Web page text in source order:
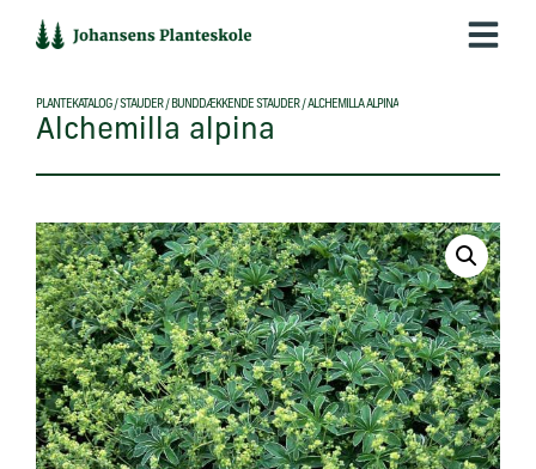
indholdet
PLANTEKATALOG/STAUDER/ BUNDDÆKKENDE STAUDER/ALCHEMILLA ALPINA
Alchemilla alpina